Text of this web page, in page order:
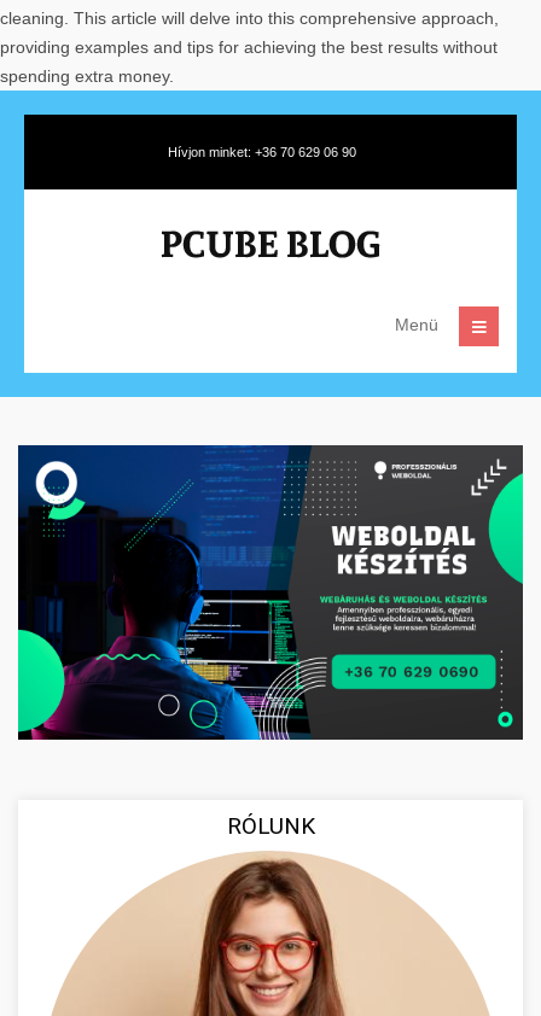
cleaning. This article will delve into this comprehensive approach,
providing examples and tips for achieving the best results without
spending extra money.
Hívjon minket: +36 70 629 06 90
Menü
RÓLUNK